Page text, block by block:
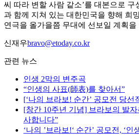
씨 따라 변할 사람 같소’를 대본으로 구
과 함께 지쳐 있는 대한민국을 향해 희
연극을 올가을쯤 무대에 선보일 계획
신재우bravo@etoday.co.kr
관련 뉴스
인생 2막의 변주곡
“인생의 사표(師表)를 찾아서”
[‘나의 브라보! 순간’ 공모전 당선
[창간 10주년 기념] 브라보의 발
사합니다”
‘나의 ’브라보!‘ 순간’ 공모전, ‘인